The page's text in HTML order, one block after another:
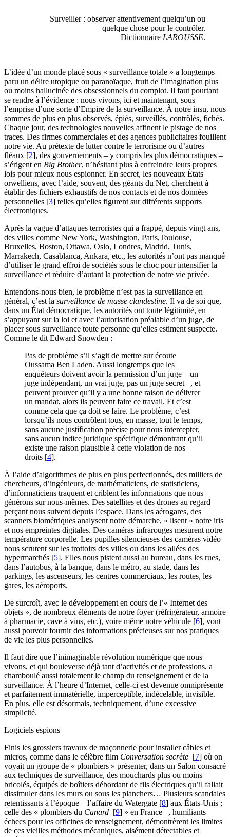
Surveiller : observer attentivement quelqu’un ou
quelque chose pour le contrôler.
Dictionnaire LAROUSSE.
L’idée d’un monde placé sous « surveillance totale » a longtemps
paru un délire utopique ou paranoïaque, fruit de l’imagination plus
ou moins hallucinée des obsessionnels du complot. Il faut pourtant
se rendre à l’évidence : nous vivons, ici et maintenant, sous
l’emprise d’une sorte d’Empire de la surveillance. À notre insu, nous
sommes de plus en plus observés, épiés, surveillés, contrôlés, fichés.
Chaque jour, des technologies nouvelles affinent le pistage de nos
traces. Des firmes commerciales et des agences publicitaires fouillent
notre vie. Au prétexte de lutter contre le terrorisme ou d’autres
fléaux [2], des gouvernements – y compris les plus démocratiques –
s’érigent en Big Brother, n’hésitant plus à enfreindre leurs propres
lois pour mieux nous espionner. En secret, les nouveaux États
orwelliens, avec l’aide, souvent, des géants du Net, cherchent à
établir des fichiers exhaustifs de nos contacts et de nos données
personnelles [3] telles qu’elles figurent sur différents supports
électroniques.
Après la vague d’attaques terroristes qui a frappé, depuis vingt ans,
des villes comme New York, Washington, Paris,Toulouse,
Bruxelles, Boston, Ottawa, Oslo, Londres, Madrid, Tunis,
Marrakech, Casablanca, Ankara, etc., les autorités n’ont pas manqué
d’utiliser le grand effroi de sociétés sous le choc pour intensifier la
surveillance et réduire d’autant la protection de notre vie privée.
Entendons-nous bien, le problème n’est pas la surveillance en
général, c’est la surveillance de masse clandestine. Il va de soi que,
dans un État démocratique, les autorités ont toute légitimité, en
s’appuyant sur la loi et avec l’autorisation préalable d’un juge, de
placer sous surveillance toute personne qu’elles estiment suspecte.
Comme le dit Edward Snowden :
Pas de problème s’il s’agit de mettre sur écoute
Oussama Ben Laden. Aussi longtemps que les
enquêteurs doivent avoir la permission d’un juge – un
juge indépendant, un vrai juge, pas un juge secret –, et
peuvent prouver qu’il y a une bonne raison de délivrer
un mandat, alors ils peuvent faire ce travail. Et c’est
comme cela que ça doit se faire. Le problème, c’est
lorsqu’ils nous contrôlent tous, en masse, tout le temps,
sans aucune justification précise pour nous intercepter,
sans aucun indice juridique spécifique démontrant qu’il
existe une raison plausible à cette violation de nos
droits [4].
À l’aide d’algorithmes de plus en plus perfectionnés, des milliers de
chercheurs, d’ingénieurs, de mathématiciens, de statisticiens,
d’informaticiens traquent et criblent les informations que nous
générons sur nous-mêmes. Des satellites et des drones au regard
perçant nous suivent depuis l’espace. Dans les aérogares, des
scanners biométriques analysent notre démarche, « lisent » notre iris
et nos empreintes digitales. Des caméras infrarouges mesurent notre
température corporelle. Les pupilles silencieuses des caméras vidéo
nous scrutent sur les trottoirs des villes ou dans les allées des
hypermarchés [5]. Elles nous pistent aussi au bureau, dans les rues,
dans l’autobus, à la banque, dans le métro, au stade, dans les
parkings, les ascenseurs, les centres commerciaux, les routes, les
gares, les aéroports.
De surcroît, avec le développement en cours de l’« Internet des
objets », de nombreux éléments de notre foyer (réfrigérateur, armoire
à pharmacie, cave à vins, etc.), voire même notre véhicule [6], vont
aussi pouvoir fournir des informations précieuses sur nos pratiques
de vie les plus personnelles.
Il faut dire que l’inimaginable révolution numérique que nous
vivons, et qui bouleverse déjà tant d’activités et de professions, a
chamboulé aussi totalement le champ du renseignement et de la
surveillance. À l’heure d’Internet, celle-ci est devenue omniprésente
et parfaitement immatérielle, imperceptible, indécelable, invisible.
En plus, elle est désormais, techniquement, d’une excessive
simplicité.
Logiciels espions
Finis les grossiers travaux de maçonnerie pour installer câbles et
micros, comme dans le célèbre film Conversation secrète [7] où on
voyait un groupe de « plombiers » présenter, dans un Salon consacré
aux techniques de surveillance, des mouchards plus ou moins
bricolés, équipés de boîtiers débordant de fils électriques qu’il fallait
dissimuler dans les murs ou sous les planchers… Plusieurs scandales
retentissants à l’époque – l’affaire du Watergate [8] aux États-Unis ;
celle des « plombiers du Canard [9] » en France –, humiliants
échecs pour les officines de renseignement, démontrèrent les limites
de ces vieilles méthodes mécaniques, aisément détectables et